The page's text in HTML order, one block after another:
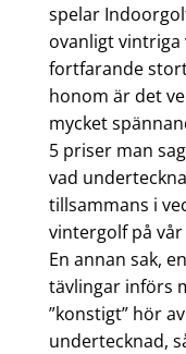
spelar
ovanligt vintriga
fortfarande
honom är det
mycket
5 priser man
vad
tillsammans i
vintergolf på
En annan sak,
tävlingar införs
”konstigt” hör
undertecknad,